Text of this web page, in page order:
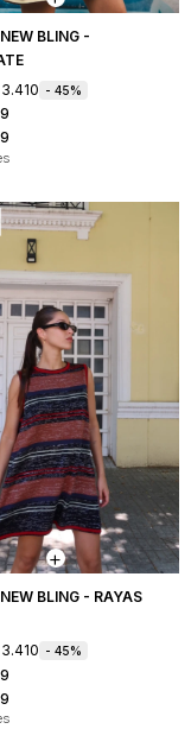
BLING -
3.410 45
BLING - RAYAS
3.410 45